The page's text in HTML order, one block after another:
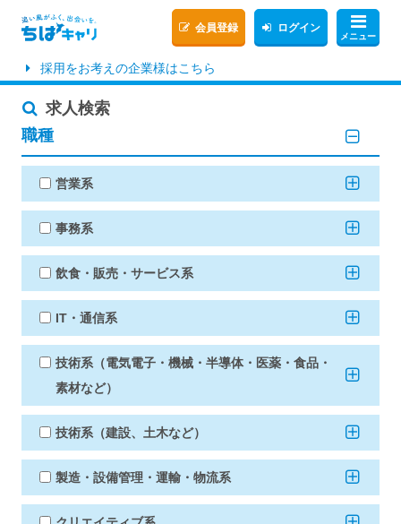
メニュー
会員登録 ログイン
採用をお考えの企業様はこちら
求人検索
職種
営業系
事務系
飲食・販売・サービス系
IT・通信系
技術系（電気電子・機械・半導体・医薬・食品・
素材など）
技術系（建設、土木など）
製造・設備管理・運輸・物流系